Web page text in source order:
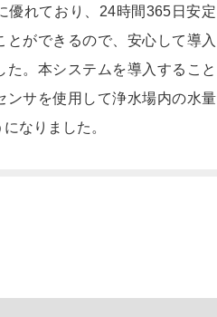
優れており、24時間365日安定
とができるので、安心して導入
た。本システムを導入すること
ンサを使用して浄水場内の水量
なりました。